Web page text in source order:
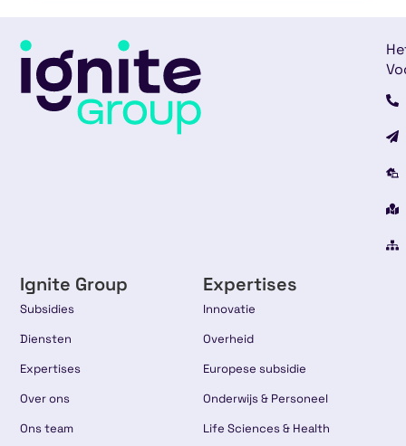
Ignite Group
Subsidies
Diensten
Expertises
Over ons
Ons team
Expertises
Innovatie
Overheid
Europese subsidie
Onderwijs & Personeel
Life Sciences & Health